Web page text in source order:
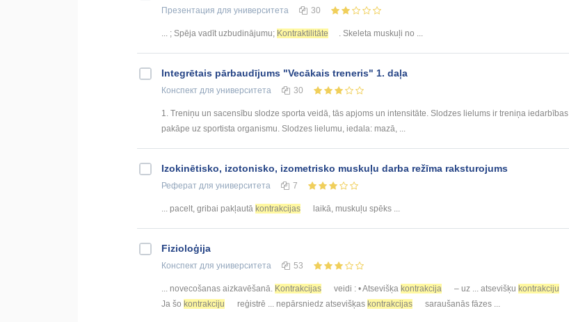
Презентация для университета 30
... ; Spēja vadīt uzbudinājumu; Kontraktilitāte . Skeleta muskuļi no ...
Integrētais pārbaudījums "Vecākais treneris" 1. daļa
Конспект для университета 30
1. Treniņu un sacensību slodze sporta veidā, tās apjoms un intensitāte. Slodzes lielums ir treniņa iedarbības
pakāpe uz sportista organismu. Slodzes lielumu, iedala: mazā, ...
Izokinētisko, izotonisko, izometrisko muskuļu darba režīma raksturojums
Реферат для университета 7
... pacelt, gribai pakļautā kontrakcijas laikā, muskuļu spēks ...
Fizioloģija
Конспект для университета 53
... novecošanas aizkavēšanā. Kontrakcijas veidi : • Atsevišķa kontrakcija – uz ... atsevišķu kontrakciju
Ja šo kontrakciju reģistrē ... nepārsniedz atsevišķas kontrakcijas saraušanās fāzes ...